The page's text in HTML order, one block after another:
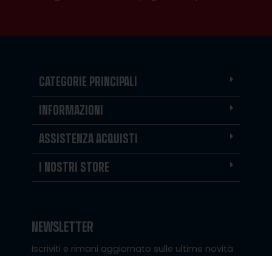
CATEGORIE PRINCIPALI
INFORMAZIONI
ASSISTENZA ACQUISTI
I NOSTRI STORE
NEWSLETTER
Iscriviti e rimani aggiornato sulle ultime novità